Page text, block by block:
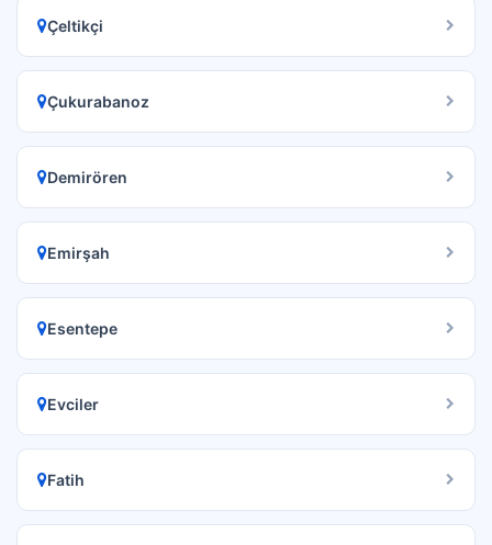
Çeltikçi
Çukurabanoz
Demirören
Emirşah
Esentepe
Evciler
Fatih